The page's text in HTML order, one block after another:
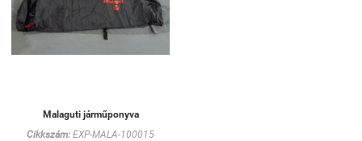
Malaguti járműponyva
Cikkszám: EXP-MALA-100015